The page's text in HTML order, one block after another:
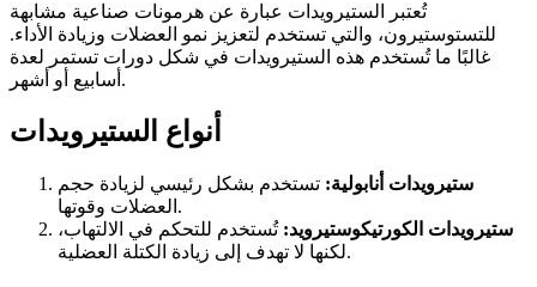
تُعتبر الستيرويدات عبارة عن هرمونات صناعية مشابهة
للتستوستيرون، والتي تستخدم لتعزيز نمو العضلات وزيادة الأداء.
غالبًا ما تُستخدم هذه الستيرويدات في شكل دورات تستمر لعدة
أسابيع أو أشهر.
أنواع الستيرويدات
ستيرويدات أنابولية: تستخدم بشكل رئيسي لزيادة حجم
العضلات وقوتها.
ستيرويدات الكورتيكوستيرويد: تُستخدم للتحكم في الالتهاب،
لكنها لا تهدف إلى زيادة الكتلة العضلية.